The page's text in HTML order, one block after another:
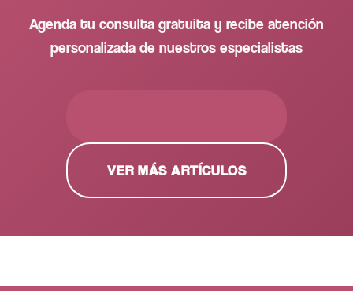
Agenda tu consulta gratuita y recibe atención
personalizada de nuestros especialistas
VER MÁS ARTÍCULOS